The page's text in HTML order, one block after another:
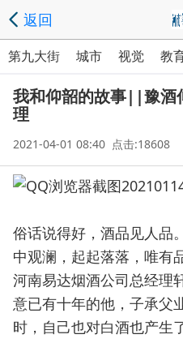
返回
第九大街 城市 视觉 教
我和仰韶的故事||豫酒
理
2021-04-01 08:40 点击:18608
俗话说得好，酒品见人品
中观澜，起起落落，唯有
河南易达烟酒公司总经理
意已有十年的他，子承父
时，自己也对白酒也产生